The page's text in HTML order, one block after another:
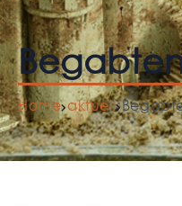
Home aktuell